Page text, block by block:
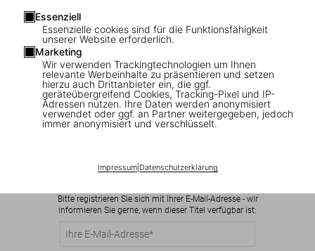
Essenziell
Essenzielle cookies sind für die Funktionsfähigkeit
unserer Website erforderlich.
Marketing
Wir verwenden Trackingtechnologien um Ihnen
relevante Werbeinhalte zu präsentieren und setzen
hierzu auch Drittanbieter ein, die ggf.
geräteübergreifend Cookies, Tracking-Pixel und IP-
Adressen nutzen. Ihre Daten werden anonymisiert
verwendet oder ggf. an Partner weitergegeben, jedoch
immer anonymisiert und verschlüsselt.
Impressum| Datenschutzerklärung
domus 1960–1969
US$ 40
domus
Bitte registrieren Sie sich mit Ihrer E-Mail-Adresse - wir
informieren Sie gerne, wenn dieser Titel verfügbar ist: